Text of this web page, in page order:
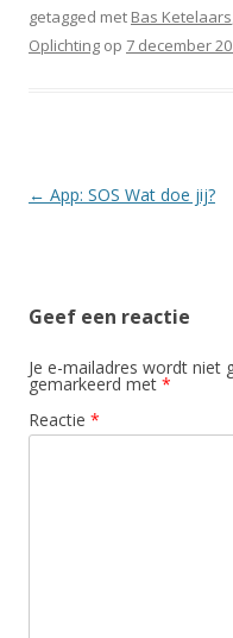
getagged met Bas Ketelaars
Oplichting op 7 december
Berichtnavigatie
← App: SOS Wat doe jij?
Geef een reactie
Je e-mailadres wordt niet
gemarkeerd met *
Reactie *